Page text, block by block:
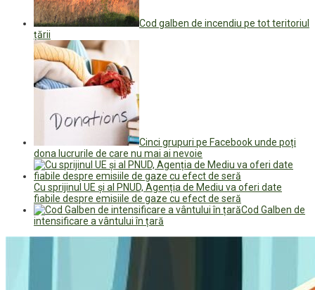
Cod galben de incendiu pe tot teritoriul
țării
Cinci grupuri pe Facebook unde poți
dona lucrurile de care nu mai ai nevoie
Cu sprijinul UE și al PNUD, Agenția de Mediu va oferi date
fiabile despre emisiile de gaze cu efect de seră
Cod Galben de
intensificare a vântului în țară